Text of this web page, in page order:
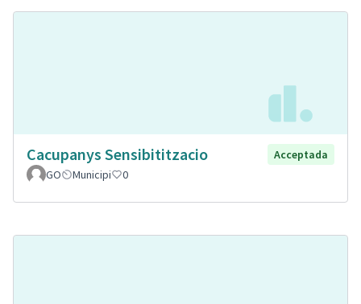
Cacupanys Sensibititzacio
Acceptada
GO
Municipi 0